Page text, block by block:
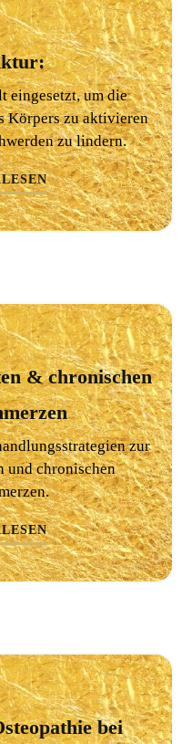
eingesetzt, um die
Körpers zu aktivieren
zu lindern.
& chronischen
zur
und chronischen
bei